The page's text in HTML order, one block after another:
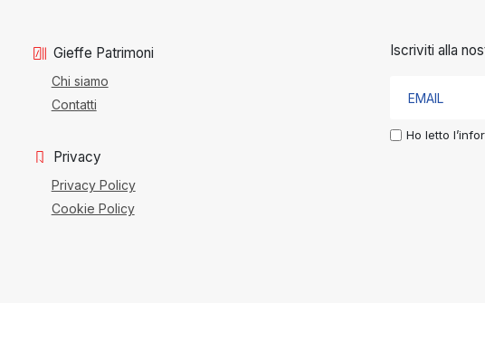
Gieffe Patrimoni
Chi siamo
Contatti
Privacy
Privacy Policy
Cookie Policy
Iscriviti alla
Ho letto